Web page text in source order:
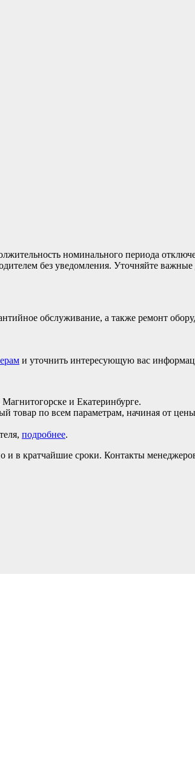
номинального периода
без уведомления. Уточняйте
обслуживание, а также ремонт
и уточнить интересующую вас
и Екатеринбурге.
по всем параметрам, начиная от
подробнее.
и в кратчайшие сроки. Контакты